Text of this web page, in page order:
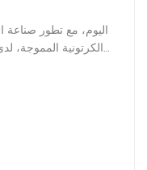
اليوم، مع تطور صناعة
الكرتونية المموجة،
ظهر عدد كبير من
ومنتجات طباعة